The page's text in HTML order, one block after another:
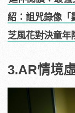
紹：詛咒錄像「
芝風花對決童年
3.AR情境